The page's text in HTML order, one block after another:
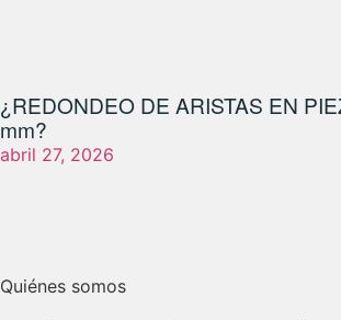
¿REDONDEO DE ARISTAS EN
mm?
abril 27, 2026
Quiénes somos